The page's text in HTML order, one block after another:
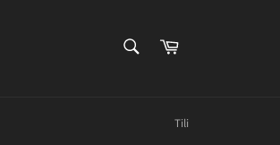
Ostoskori
Tili